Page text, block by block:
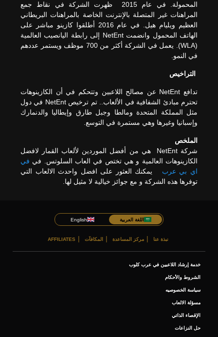
المحمولة. في عام 2015 ظهرت الشركة في نقاط جمع
المراهنات غير المتصلة بالإنترنت الخاصة بالمراهنات البريطاني
العظيم ويليام هيل. في عام 2016 أطلقوا كازينو مباشر على
الهاتف المحمول وانضمت NetEnt إلى رابطة اليانصيب العالمية
(WLA). يعمل في الشركة أكثر من 700 موظف ويستمر عددهم
في النمو.
التراخيص
تدافع NetEnt عن مصالح اللاعبين وتتحكم في أن الكازينوهات
تحترم مبادئ الشفافية في الألعاب.. تم ترخيص NetEnt في دول
مثل المملكة المتحدة ومالطا وجبل طارق وإيطاليا والدنمارك
وإسبانيا وغيرها وهي مستمرة في التوسع.
الملخص
شركة NetEnt هي من أفضل الموردين لألعاب القمار لافضل
الكازينوهات العالمية و هي تختص في العاب السلوتس. في في
اي بي عرب يمكنك العثور على افضل واحدث الالعاب التي
توفرها هذه الشركة و مع جوائز خيالية لا مثيل لها.
اللغة العربية English
نبذة عنا مركز المساعدة المكافآت AFFILIATES
خدمة إرشاد اللاعبين في عرب كلوب
الشروط والأحكام
سياسة الخصوصيه
مسؤلة الالعاب
الإقصاء الذاتي
حل النزاعات